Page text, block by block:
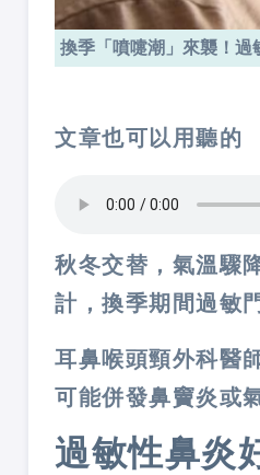
換季「噴嚏潮」來襲！過
文章也可以用聽的
秋冬交替，氣溫驟
計，換季期間過敏
耳鼻喉頭頸外科醫
可能併發鼻竇炎或
過敏性鼻炎